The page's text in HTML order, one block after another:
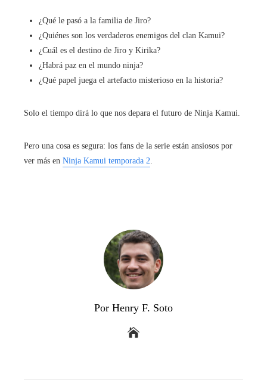
¿Qué le pasó a la familia de Jiro?
¿Quiénes son los verdaderos enemigos del clan Kamui?
¿Cuál es el destino de Jiro y Kirika?
¿Habrá paz en el mundo ninja?
¿Qué papel juega el artefacto misterioso en la historia?
Solo el tiempo dirá lo que nos depara el futuro de Ninja Kamui.
Pero una cosa es segura: los fans de la serie están ansiosos por
ver más en Ninja Kamui temporada 2
Por Henry F. Soto